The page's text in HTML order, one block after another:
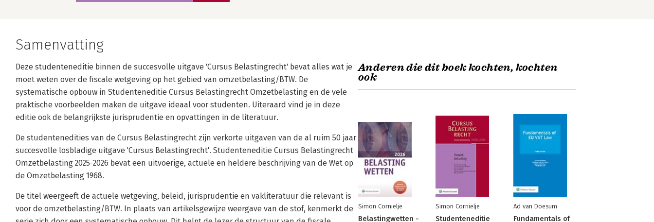
Samenvatting
Deze studenteneditie binnen de succesvolle uitgave 'Cursus Belastingrecht' bevat alles wat je
moet weten over de fiscale wetgeving op het gebied van omzetbelasting/BTW. De
systematische opbouw in Studenteneditie Cursus Belastingrecht Omzetbelasting en de vele
praktische voorbeelden maken de uitgave ideaal voor studenten. Uiteraard vind je in deze
editie ook de belangrijkste jurisprudentie en opvattingen in de literatuur.
De studentenedities van de Cursus Belastingrecht zijn verkorte uitgaven van de al ruim 50 jaar
succesvolle losbladige uitgave 'Cursus Belastingrecht'. Studenteneditie Cursus Belastingrecht
Omzetbelasting 2025-2026 bevat een uitvoerige, actuele en heldere beschrijving van de Wet op
de Omzetbelasting 1968.
De titel weergeeft de actuele wetgeving, beleid, jurisprudentie en vakliteratuur die relevant is
voor de omzetbelasting/BTW. In plaats van artikelsgewijze weergave van de stof, kenmerkt de
Anderen die dit boek kochten, kochten
ook
Simon Cornielje
Belastingwetten -
Simon Cornielje
Studenteneditie
Ad van Doesum
Fundamentals of